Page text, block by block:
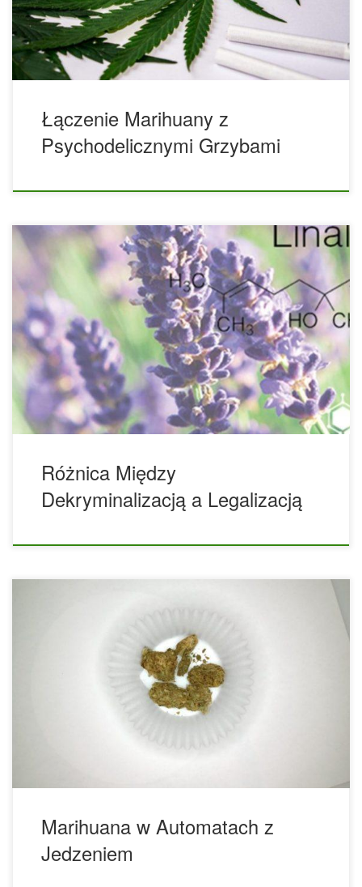
grzybami. Nierzadko zdarza się, że konsumenci konopi
indyjskich używają również psychoaktywnych grzybów i na
odwrót. Internet jest pełen artykułów o […]
Łączenie Marihuany z
Psychodelicznymi Grzybami
Jaka jest różnica między dekryminalizacją marihuany a
legalizacją marihuany? W ciągu ostatnich kilku lat
wielokrotnie widzieliśmy słowa „dekryminalizacja” i
„legalizacja” w nagłówkach wiadomości. Na pierwszy rzut
oka może się wydawać, że obie są dobrą wiadomością, jeśli
chodzi o konopie indyjskie. Obie są oznakami postępu, ale
istnieją między nimi ogromne różnice. Jeśli naprawdę zależy
nam na tym, aby marihuana była szeroko […]
Różnica Między
Dekryminalizacją a Legalizacją
Automaty z jedzeniem w Czechach będą teraz sprzedawać
marihuanę. Ostatnio w Czechach pojawiły się automaty
sprzedające konopie indyjskie, chociaż oferowane przez nie
produkty o niskiej zawartości THC raczej nie wywołają u
nikogo haju. Zamiast tego kwiaty konopi, oleje i nalewki
bogate w CBD są dostępne z maszyn, które pojawiły się już
w miastach takich jak Praga, Ostrawa, Cheb oraz Olomouc,
Marihuana w Automatach z
Jedzeniem